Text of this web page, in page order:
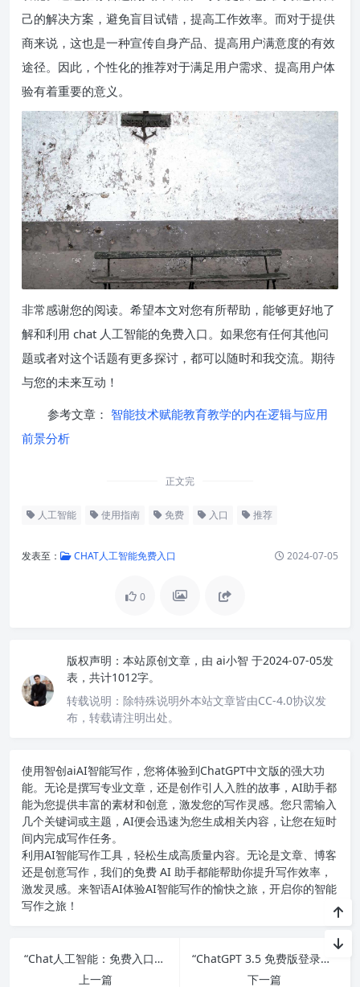
己的解决方案，避免盲目试错，提高工作效率。而对于提供
商来说，这也是一种宣传自身产品、提高用户满意度的有效
途径。因此，个性化的推荐对于满足用户需求、提高用户体
验有着重要的意义。
非常感谢您的阅读。希望本文对您有所帮助，能够更好地了
解和利用 chat 人工智能的免费入口。如果您有任何其他问
题或者对这个话题有更多探讨，都可以随时和我交流。期待
与您的未来互动！
参考文章： 智能技术赋能教育教学的内在逻辑与应用
前景分析
正文完
人工智能 使用指南 免费 入口 推荐
发表至： CHAT人工智能免费入口 2024-07-05
0
版权声明： 本站原创文章，由 ai小智 于2024-07-05发
表，共计1012字。
转载说明： 除特殊说明外本站文章皆由CC-4.0协议发
布，转载请注明出处。
使用智创aiAI智能写作 ，您将体验到ChatGPT中文版的强大功
能。无论是撰写专业文章，还是创作引人入胜的故事，AI助手都
能为您提供丰富的素材和创意，激发您的写作灵感。您只需输入
几个关键词或主题，AI便会迅速为您生成相关内容，让您在短时
间内完成写作任务。
利用AI智能写作工具，轻松生成高质量内容。无论是文章、博客
还是创意写作，我们的免费 AI 助手都能帮助你提升写作效率，
激发灵感。来智语AI体验AI智能写作的愉快之旅，开启你的智能
写作之旅！
“Chat人工智能：免费入口终极指南”
上一篇
“ChatGPT 3.5 免费版登录及使用指南”
下一篇